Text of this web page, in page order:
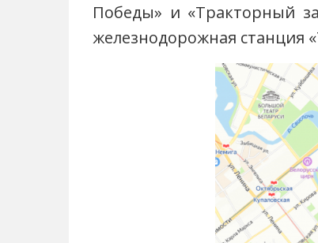
Победы» и «Тракторный
железнодорожная станция